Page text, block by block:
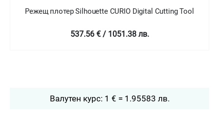
Режещ плотер Silhouette CURIO Digital Cutting Tool
537.56 € / 1051.38 лв.
Валутен курс: 1 € = 1.95583 лв.